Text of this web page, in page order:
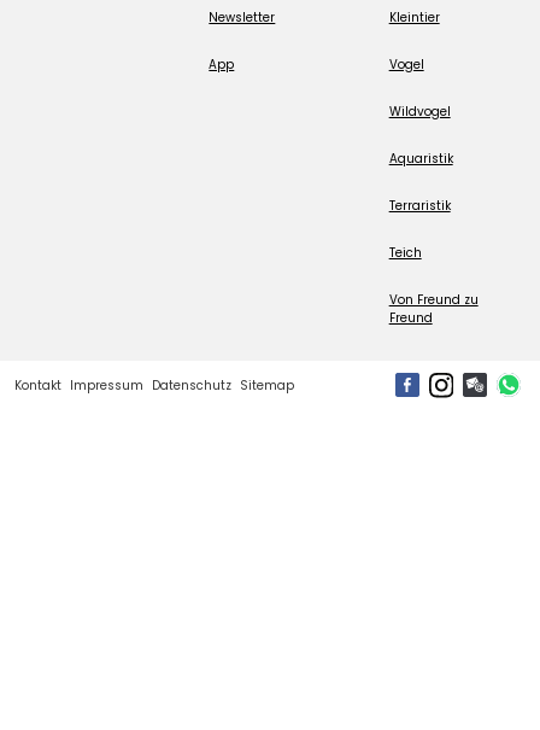
Newsletter
App
Kleintier
Vogel
Wildvogel
Aquaristik
Terraristik
Teich
Von Freund zu
Freund
Kontakt Impressum Datenschutz Sitemap